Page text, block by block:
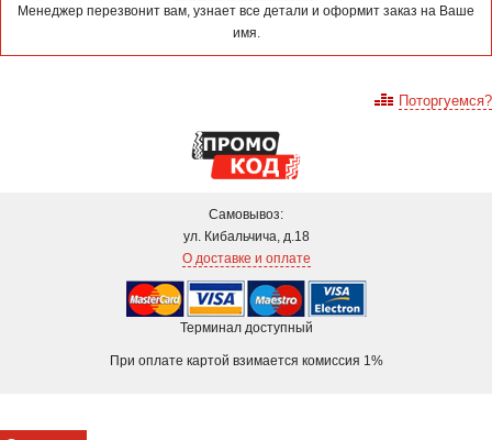
Менеджер перезвонит вам, узнает все детали и оформит заказ на Ваше
имя.
Поторгуемся?
Самовывоз:
ул. Кибальчича, д.18
О доставке и оплате
Терминал доступный
При оплате картой взимается комиссия 1%